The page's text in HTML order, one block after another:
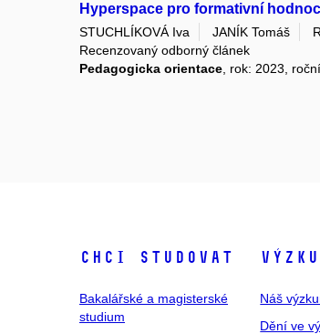
Hyperspace pro formativní
STUCHLÍKOVÁ Iva JANÍK Tomáš
Recenzovaný odborný článek
Pedagogicka orientace , rok: 2023,
Chci studovat
Bakalářské a magisterské
studium
Náš
Dění ve